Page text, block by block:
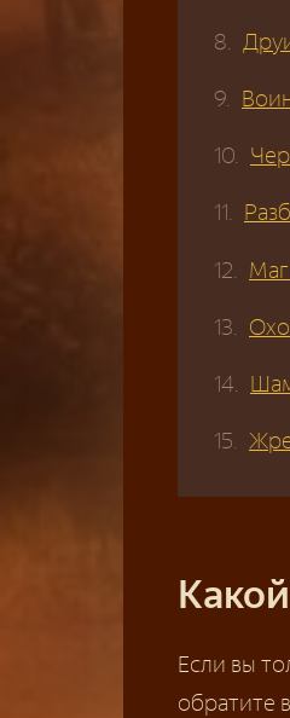
Если вы
обратите